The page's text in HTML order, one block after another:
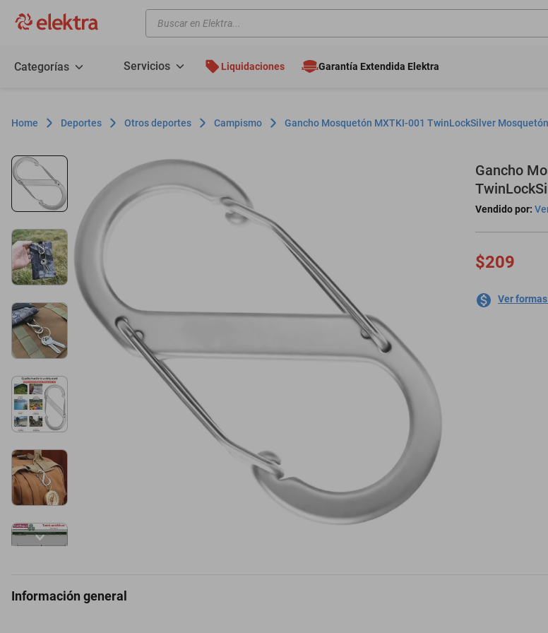
Buscar en Elektra...
Categorías Servicios Liquidaciones Garantía Extendida Elektra
Deportes Otros deportes Campismo Gancho Mosquetón MXTKI-001 TwinLockSilver Mosquetón
Gancho
Vendido por:
$209
Ver
Información general
motos
refrigeradores
lavadoras